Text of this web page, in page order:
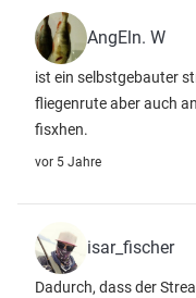
AngEln. W
ist ein selbstgebauter
fliegenrute aber auch
fisxhen.
vor 5 Jahre
isar_fischer
Dadurch, dass der